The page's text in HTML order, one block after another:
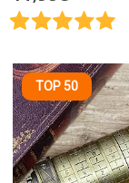
TOP 50